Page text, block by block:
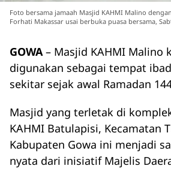
Foto bersama jamaah Masjid KAHMI Malino
Forhati Makassar usai berbuka puasa bersama,
GOWA– Masjid KAHMI Malino
digunakan sebagai tempat
sekitar sejak awal Ramadan
Masjid yang terletak di
KAHMI Batulapisi, Kecamatan
Kabupaten Gowa ini menjadi
nyata dari inisiatif Majelis